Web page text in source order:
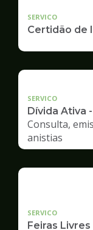
SERVICO
Certidão de
SERVICO
Dívida Ativa
Consulta,
anistias
SERVICO
Feiras Livres